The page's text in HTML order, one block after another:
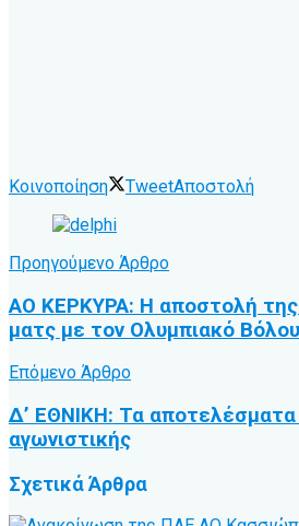
Κοινοποίηση TweetΑποστολή
Προηγούμενο Άρθρο
ΑΟ ΚΕΡΚΥΡΑ: Η αποστολή της
ματς με τον Ολυμπιακό Βόλου
Επόμενο Άρθρο
Δ’ ΕΘΝΙΚΗ: Τα
αγωνιστικής
ΣχετικάΆρθρα